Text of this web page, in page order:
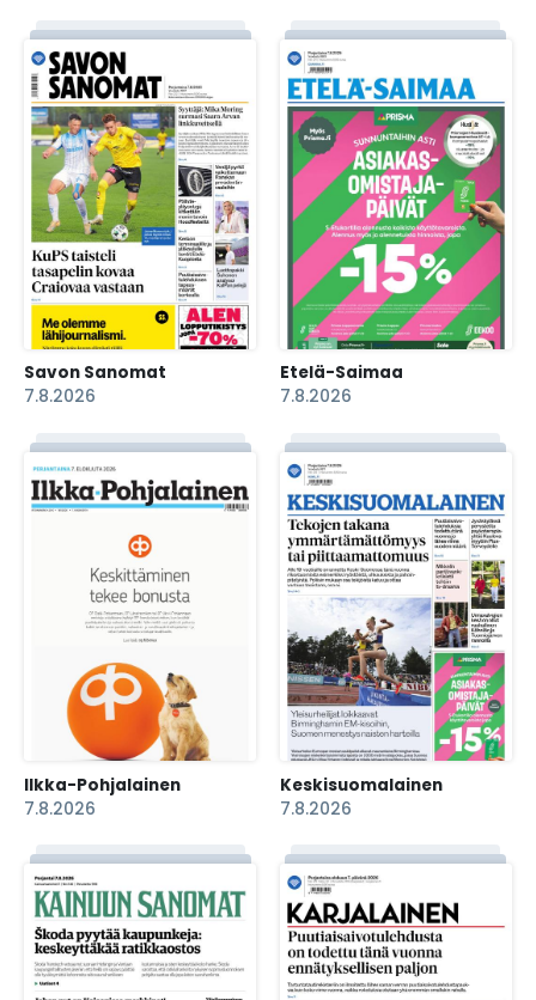
Savon Sanomat
7.8.2026
Etelä-Saimaa
7.8.2026
Ilkka-Pohjalainen
7.8.2026
Keskisuomalainen
7.8.2026